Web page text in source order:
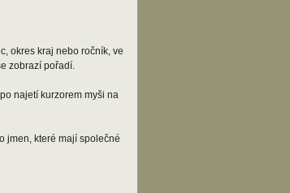
okres kraj nebo ročník, ve
zobrazí pořadí.
najetí kurzorem myši na
jmen, které mají společné